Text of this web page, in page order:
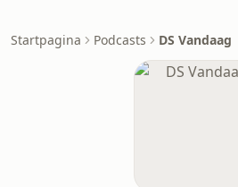
Startpagina Podcasts DS Vandaag